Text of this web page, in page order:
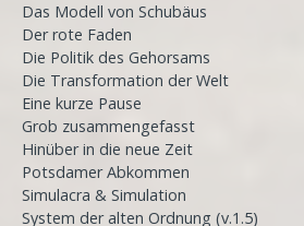
Das Modell von Schubäus
Der rote Faden
Die Politik des Gehorsams
Die Transformation der Welt
Eine kurze Pause
Grob zusammengefasst
Hinüber in die neue Zeit
Potsdamer Abkommen
Simulacra & Simulation
System der alten Ordnung (v.1.5)